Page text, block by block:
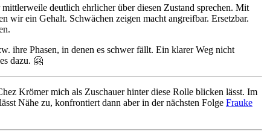
deutlich ehrlicher über diesen Zustand sprechen. Mit
wir ein Gehalt. Schwächen zeigen macht angreifbar. Ersetzbar.
ihre Phasen, in denen es schwer fällt. Ein klarer Weg nicht
dazu. 🤗
Krömer mich als Zuschauer hinter diese Rolle blicken lässt. Im
Nähe zu, konfrontiert dann aber in der nächsten Folge Frauke